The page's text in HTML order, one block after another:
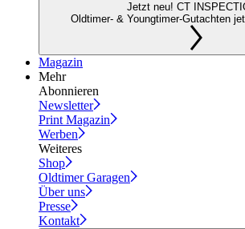
Jetzt neu! CT
Oldtimer- & Youngtimer-Gutachten
Magazin
Mehr
Abonnieren
Newsletter
Print Magazin
Werben
Weiteres
Shop
Oldtimer Garagen
Über uns
Presse
Kontakt